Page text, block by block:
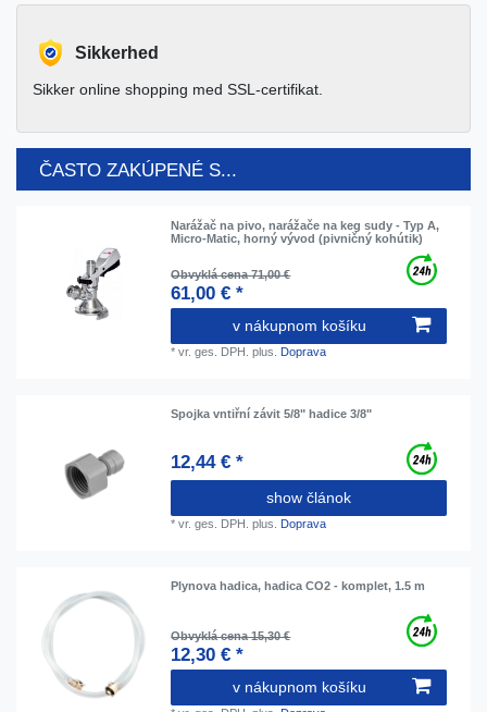
Sikkerhed
Sikker online shopping med SSL-certifikat.
ČASTO ZAKÚPENÉ S...
Narážač na pivo, narážače na keg sudy - Typ A,
Micro-Matic, horný vývod (pivničný kohútik)
Obvyklá cena 71,00 €
61,00 € *
v nákupnom košíku
*vr. ges. DPH. plus. Doprava
Spojka vntiřní závit 5/8" hadice 3/8"
12,44 € *
show článok
*vr. ges. DPH. plus. Doprava
Plynova hadica, hadica CO2 - komplet, 1.5 m
Obvyklá cena 15,30 €
12,30 € *
v nákupnom košíku